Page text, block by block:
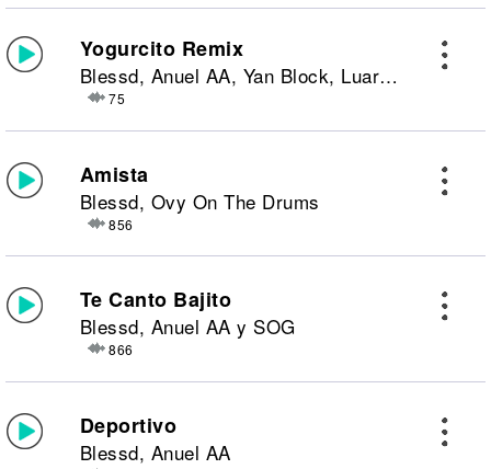
Yogurcito Remix
Blessd, Anuel AA, Yan Block, Luar La L y Kris R
75
Amista
Blessd, Ovy On The Drums
856
Te Canto Bajito
Blessd, Anuel AA y SOG
866
Deportivo
Blessd, Anuel AA